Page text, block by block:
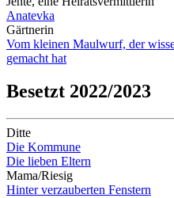
Anatevka
Gärtnerin
Vom kleinen Maulwurf, der
gemacht hat
Besetzt 2022/2023
Ditte
Die Kommune
Die lieben Eltern
Mama/Riesig
Hinter verzauberten Fenstern